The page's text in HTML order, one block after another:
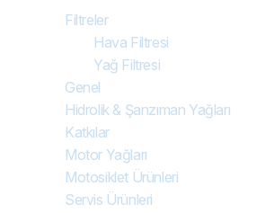
Filtreler
Hava Filtresi
Yağ Filtresi
Genel
Hidrolik & Şanzıman Yağları
Katkılar
Motor Yağları
Motosiklet Ürünleri
Servis Ürünleri